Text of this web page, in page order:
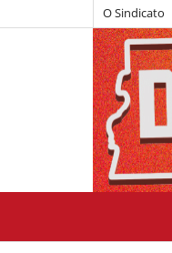
O Sindicato